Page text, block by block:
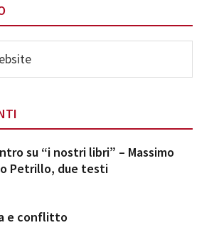
su “i nostri libri” – Massimo
Petrillo, due testi
e conflitto